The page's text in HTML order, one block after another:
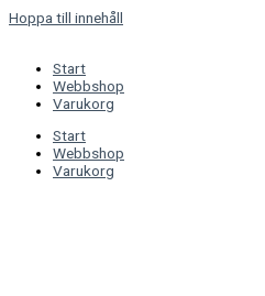
Hoppa till innehåll
Start
Webbshop
Varukorg
Start
Webbshop
Varukorg